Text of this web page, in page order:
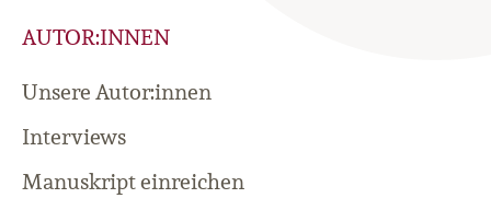
AUTOR:INNEN
Unsere Autor:innen
Interviews
Manuskript einreichen